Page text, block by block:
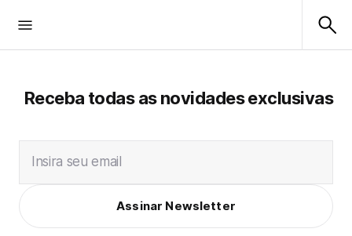
Receba todas as novidades exclusivas
Insira seu email
Assinar Newsletter